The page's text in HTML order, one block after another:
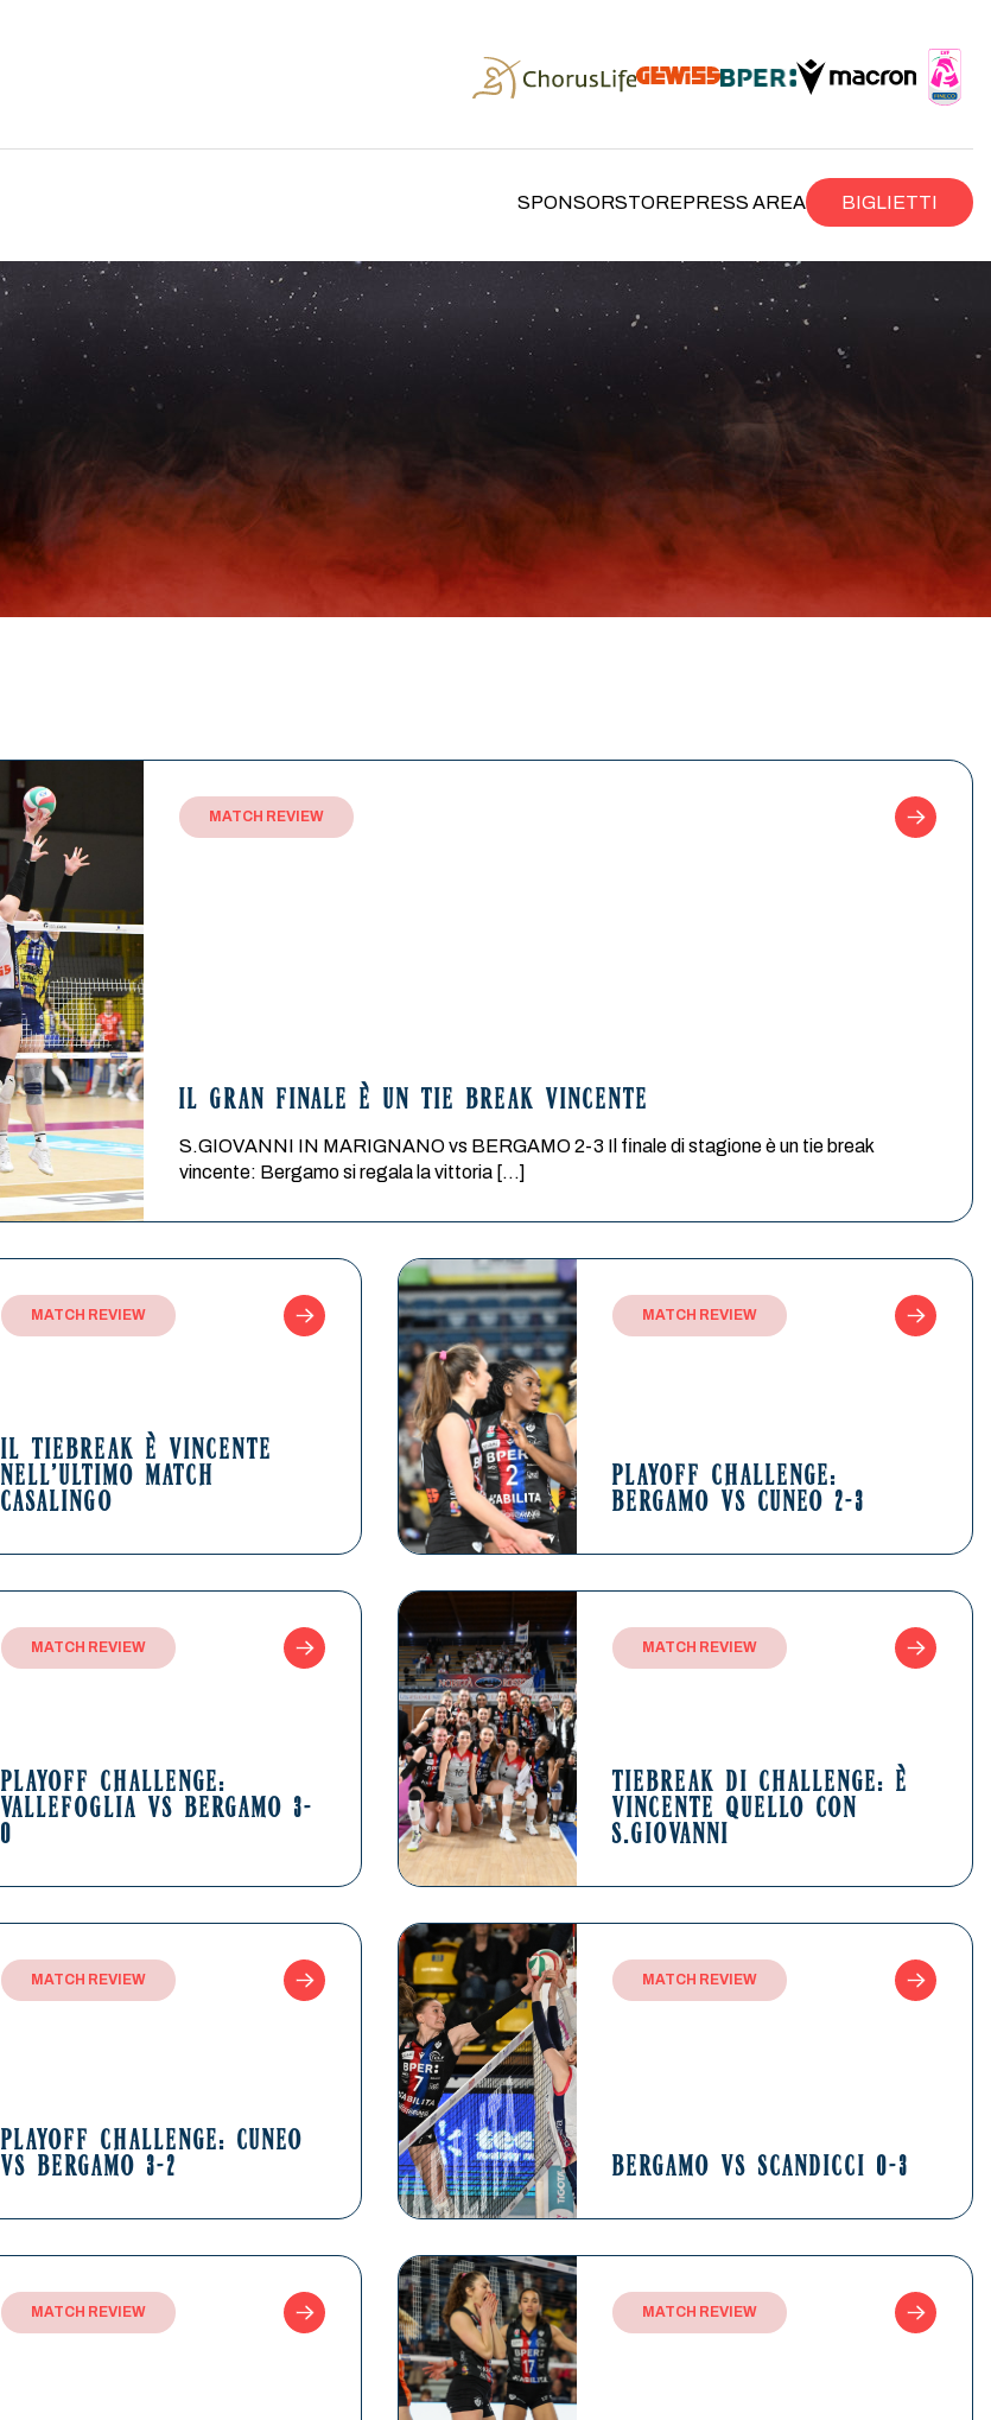
SPONSORSTOREPRESS AREA BIGLIETTI
MATCH REVIEW
IL GRAN FINALE È UN TIE BREAK VINCENTE
S.GIOVANNI IN MARIGNANO vs BERGAMO 2-3 Il finale di stagione è un tie break
vincente: Bergamo si regala la vittoria […]
MATCH REVIEW
IL TIEBREAK È VINCENTE
NELL’ULTIMO MATCH
CASALINGO
MATCH REVIEW
PLAYOFF CHALLENGE:
BERGAMO VS CUNEO 2-3
MATCH REVIEW
PLAYOFF CHALLENGE:
VALLEFOGLIA VS BERGAMO 3-
0
MATCH REVIEW
TIEBREAK DI CHALLENGE: È
VINCENTE QUELLO CON
S.GIOVANNI
MATCH REVIEW
PLAYOFF CHALLENGE: CUNEO
VS BERGAMO 3-2
MATCH REVIEW
BERGAMO VS SCANDICCI 0-3
MATCH REVIEW MATCH REVIEW